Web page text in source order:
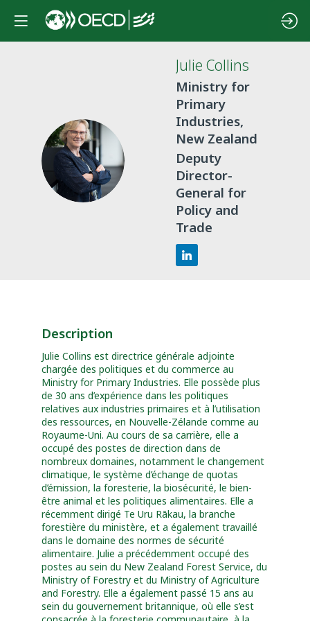
JC
Julie Collins
Ministry for
Primary
Industries,
New Zealand
Deputy
Director-
General for
Policy and
Trade
Description
Julie Collins est directrice générale adjointe
chargée des politiques et du commerce au
Ministry for Primary Industries. Elle possède plus
de 30 ans d’expérience dans les politiques
relatives aux industries primaires et à l’utilisation
des ressources, en Nouvelle-Zélande comme au
Royaume-Uni. Au cours de sa carrière, elle a
occupé des postes de direction dans de
nombreux domaines, notamment le changement
climatique, le système d’échange de quotas
d’émission, la foresterie, la biosécurité, le bien-
être animal et les politiques alimentaires. Elle a
récemment dirigé Te Uru Rākau, la branche
forestière du ministère, et a également travaillé
dans le domaine des normes de sécurité
alimentaire. Julie a précédemment occupé des
postes au sein du New Zealand Forest Service, du
Ministry of Forestry et du Ministry of Agriculture
and Forestry. Elle a également passé 15 ans au
sein du gouvernement britannique, où elle s’est